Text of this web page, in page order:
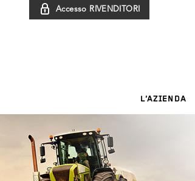
L’AZIENDA
Accesso RIVENDITORI